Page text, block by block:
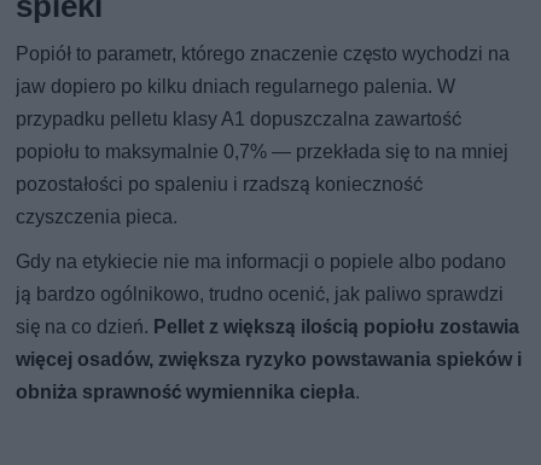
Popiół to parametr, którego znaczenie często wychodzi na
jaw dopiero po kilku dniach regularnego palenia. W
przypadku pelletu klasy A1 dopuszczalna zawartość
popiołu to maksymalnie 0,7% — przekłada się to na mniej
pozostałości po spaleniu i rzadszą konieczność
czyszczenia pieca.
Gdy na etykiecie nie ma informacji o popiele albo podano
ją bardzo ogólnikowo, trudno ocenić, jak paliwo sprawdzi
się na co dzień. Pellet z większą ilością popiołu zostawia
więcej osadów, zwiększa ryzyko powstawania spieków i
obniża sprawność wymiennika ciepła.